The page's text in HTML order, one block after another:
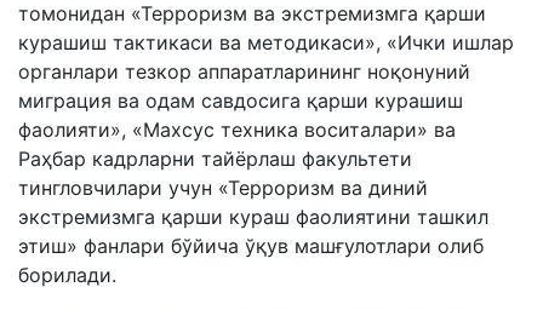
томонидан «Терроризм ва экстремизмга қарши
курашиш тактикаси ва методикаси», «Ички ишлар
органлари тезкор аппаратларининг ноқонуний
миграция ва одам савдосига қарши курашиш
фаолияти», «Махсус техника воситалари» ва
Раҳбар кадрларни тайёрлаш факультети
тингловчилари учун «Терроризм ва диний
экстремизмга қарши кураш фаолиятини ташкил
этиш» фанлари бўйича ўқув машғулотлари олиб
борилади.